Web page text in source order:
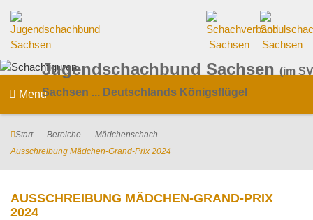
Jugendschachbund Sachsen (im
Sachsen ... Deutschlands Königsflügel
Menu
Start Bereiche
Mädchenschach
Ausschreibung Mädchen-Grand-Prix 2024
AUSSCHREIBUNG MÄDCHEN-GRAND-PRIX
2024